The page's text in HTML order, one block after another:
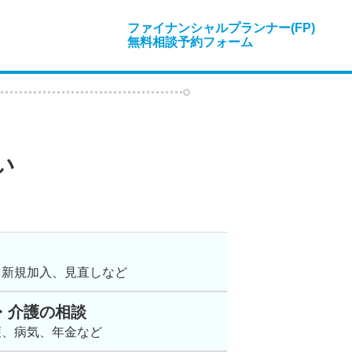
ファイナンシャルプランナー(FP)
無料相談予約フォーム
規加入、見直しなど
介護の相談
病気、年金など